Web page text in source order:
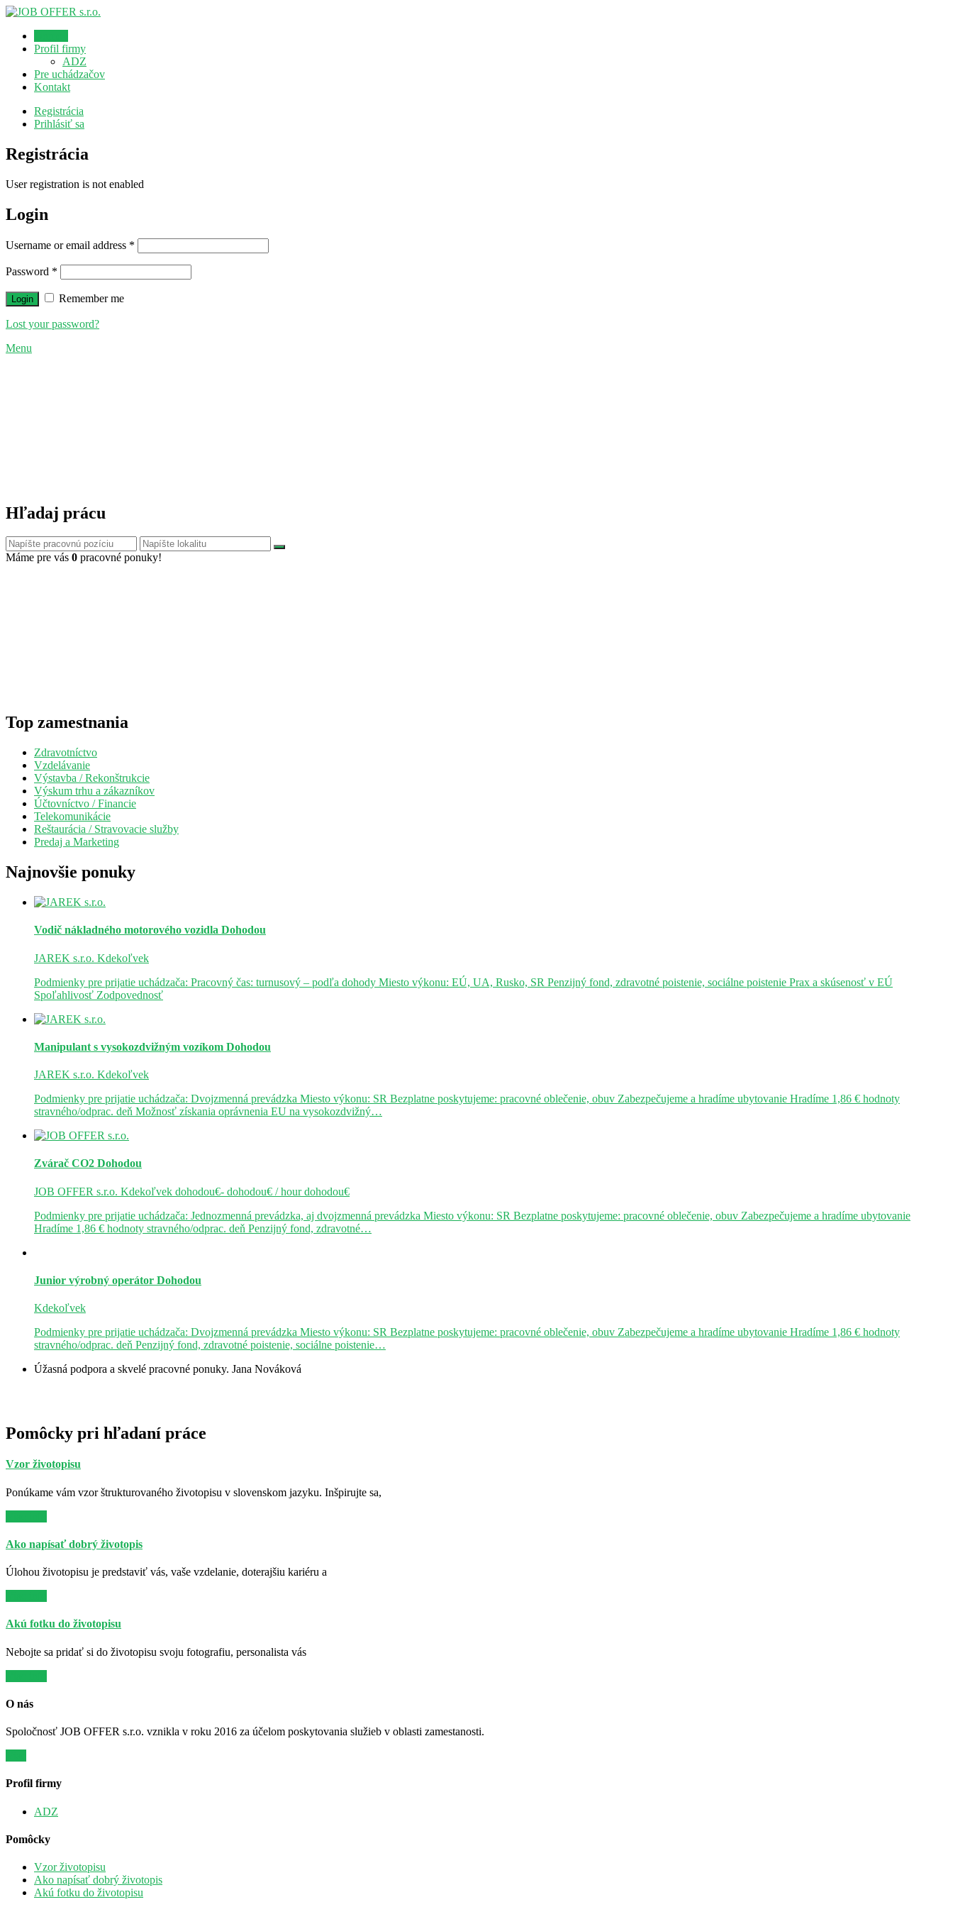
Profil firmy
ADZ
Pre uchádzačov
Kontakt
Registrácia
Prihlásiť sa
Registrácia
User registration is not enabled
Login
Username or email address *
Password *
Remember me
Lost your password?
Menu
Hľadaj prácu
Máme pre vás 0 pracovné ponuky!
Top zamestnania
Zdravotníctvo
Vzdelávanie
Výstavba / Rekonštrukcie
Výskum trhu a zákazníkov
Účtovníctvo / Financie
Telekomunikácie
Reštaurácia / Stravovacie služby
Predaj a Marketing
Najnovšie ponuky
Vodič nákladného motorového vozidla Dohodou
JAREK s.r.o. Kdekoľvek
Podmienky pre prijatie uchádzača: Pracovný čas: turnusový – podľa dohody Miesto výkonu: EÚ, UA, Rusko, SR Penzijný fond, zdravotné poistenie, sociálne poistenie Prax a skúsenosť v EÚ
Spoľahlivosť Zodpovednosť
Manipulant s vysokozdvižným vozíkom Dohodou
JAREK s.r.o. Kdekoľvek
Podmienky pre prijatie uchádzača: Dvojzmenná prevádzka Miesto výkonu: SR Bezplatne poskytujeme: pracovné oblečenie, obuv Zabezpečujeme a hradíme ubytovanie Hradíme 1,86 € hodnoty
stravného/odprac. deň Možnosť získania oprávnenia EU na vysokozdvižný…
Zvárač CO2 Dohodou
JOB OFFER s.r.o. Kdekoľvek dohodou€- dohodou€ / hourdohodou€
Podmienky pre prijatie uchádzača: Jednozmenná prevádzka, aj dvojzmenná prevádzka Miesto výkonu: SR Bezplatne poskytujeme: pracovné oblečenie, obuv Zabezpečujeme a hradíme ubytovanie
Hradíme 1,86 € hodnoty stravného/odprac. deň Penzijný fond, zdravotné…
Junior výrobný operátor Dohodou
Kdekoľvek
Podmienky pre prijatie uchádzača: Dvojzmenná prevádzka Miesto výkonu: SR Bezplatne poskytujeme: pracovné oblečenie, obuv Zabezpečujeme a hradíme ubytovanie Hradíme 1,86 € hodnoty
stravného/odprac. deň Penzijný fond, zdravotné poistenie, sociálne poistenie…
Úžasná podpora a skvelé pracovné ponuky. Jana Nováková
Pomôcky pri hľadaní práce
Vzor životopisu
Ponúkame vám vzor štrukturovaného životopisu v slovenskom jazyku. Inšpirujte sa,
Ako napísať dobrý životopis
Úlohou životopisu je predstaviť vás, vaše vzdelanie, doterajšiu kariéru a
Akú fotku do životopisu
Nebojte sa pridať si do životopisu svoju fotografiu, personalista vás
O nás
Spoločnosť JOB OFFER s.r.o. vznikla v roku 2016 za účelom poskytovania služieb v oblasti zamestanosti.
Profil firmy
ADZ
Pomôcky
Vzor životopisu
Ako napísať dobrý životopis
Akú fotku do životopisu